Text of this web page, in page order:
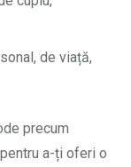
de viață,
precum
a-ți oferi o